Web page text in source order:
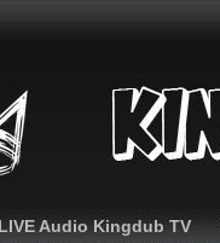
Audio Kingdub TV